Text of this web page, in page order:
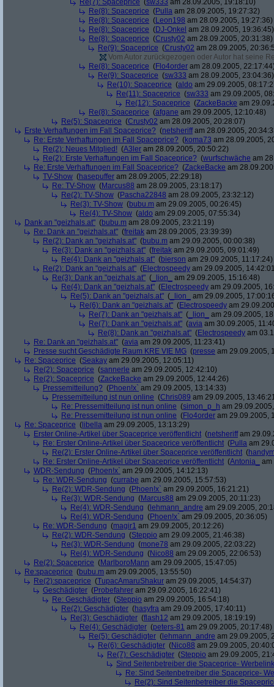
Re(7): Spaceprice (sw333 am 28.09.2005, 19:18:10)
Re(8): Spaceprice (Pulla am 28.09.2005, 19:27:32)
Re(8): Spaceprice (Leon198 am 28.09.2005, 19:27:36)
Re(8): Spaceprice (DJ-Onkel am 28.09.2005, 19:36:45)
Re(8): Spaceprice (Crusty02 am 28.09.2005, 20:31:38)
Re(9): Spaceprice (Crusty02 am 28.09.2005,
Vom Autor zurückgezogen oder Autor hat seine
Re(8): Spaceprice (Flo4order am 28.09.2005,
Re(9): Spaceprice (sw333 am 28.09.2005, 23:04:36)
Re(10): Spaceprice (aldo am 29.09.2005,
Re(11): Spaceprice (sw333 am 29.09.2005,
Re(12): Spaceprice (ZackeBacke am
Re(8): Spaceprice (afgane am 29.09.2005, 12:10:48)
Re(5): Spaceprice (Crusty02 am 28.09.2005, 20:28:07)
Erste Verhaftungen im Fall Spaceprice? (netsheriffam 28.09.2005,
Re: Erste Verhaftungen im Fall Spaceprice? (koma73 am 28.09.2005,
Re(2): Neues Mitglied! (A3ler am 28.09.2005, 20:50:22)
Re(2): Erste Verhaftungen im Fall Spaceprice? (wurfschwäche am
Re: Erste Verhaftungen im Fall Spaceprice? (ZackeBacke am
TV-Show (hasepuffer am 28.09.2005, 22:29:18)
Re: TV-Show (Marcus88 am 28.09.2005, 23:18:17)
Re(2): TV-Show (Pascha22848 am 28.09.2005, 23:32:12)
Re(3): TV-Show (bubu.m am 29.09.2005, 00:26:45)
Re(4): TV-Show (aldo am 29.09.2005, 07:55:34)
Dank an "geizhals.at" (bubu.m am 28.09.2005, 23:21:19)
Re: Dank an "geizhals.at" (freitak am 28.09.2005, 23:39:39)
Re(2): Dank an "geizhals.at" (bubu.m am 29.09.2005, 00:00:38)
Re(3): Dank an "geizhals.at" (freitak am 29.09.2005, 09:01:49)
Re(4): Dank an "geizhals.at" (bierson am 29.09.2005, 11:17:24)
Re(2): Dank an "geizhals.at" (Electrospeedy am 29.09.2005,
Re(3): Dank an "geizhals.at" ( _lion_
am 29.09.2005, 15:16:48)
Re(4): Dank an "geizhals.at" (Electrospeedy am 29.09.2005,
Re(5): Dank an "geizhals.at" ( _lion_
am 29.09.2005,
Re(6): Dank an "geizhals.at" (Electrospeedy am
Re(7): Dank an "geizhals.at" ( _lion_
am 29.09.2005,
Re(7): Dank an "geizhals.at" (avia am 30.09.2005,
Re(8): Dank an "geizhals.at" (Electrospeedy am
Re: Dank an "geizhals.at" (avia am 29.09.2005, 11:23:41)
Presse sucht Geschädigte Raum KRE VIE MG (presse am 29.09.2005,
Re: Spaceprice (Seakay am 29.09.2005, 12:05:11)
Re(2): Spaceprice (sannerle am 29.09.2005, 12:42:10)
Re(2): Spaceprice (ZackeBacke am 29.09.2005, 12:44:26)
Pressemitteilung? (Phoen!x` am 29.09.2005, 13:14:33)
Pressemitteilung ist nun online (Chris089 am 29.09.2005,
Re: Pressemitteilung ist nun online (simon_p_h am
Re: Pressemitteilung ist nun online (Flo4order am 29.09.2005,
Re: Spaceprice ( libella am 29.09.2005, 13:13:29)
Erster Online-Artikel über Spaceprice veröffentlicht (netsheriffam
Re: Erster Online-Artikel über Spaceprice veröffentlicht (Pulla am
Re(2): Erster Online-Artikel über Spaceprice veröffentlicht (
Re: Erster Online-Artikel über Spaceprice veröffentlicht (Antonia_
am
WDR-Sendung (Phoen!x` am 29.09.2005, 14:12:13)
Re: WDR-Sendung (currabe am 29.09.2005, 15:57:53)
Re(2): WDR-Sendung (Phoen!x` am 29.09.2005, 16:21:21)
Re(3): WDR-Sendung (Marcus88 am 29.09.2005, 20:11:23)
Re(4): WDR-Sendung ( lehmann_andre am 29.09.2005,
Re(4): WDR-Sendung (Phoen!x` am 29.09.2005, 20:36:05)
Re: WDR-Sendung (magir1 am 29.09.2005, 20:12:26)
Re(2): WDR-Sendung (Steppio am 29.09.2005, 21:46:38)
Re(3): WDR-Sendung (mone78 am 29.09.2005, 22:03:22)
Re(4): WDR-Sendung (Nico88 am 29.09.2005, 22:06:53)
Re(2): Spaceprice (MarlboroMann am 29.09.2005, 15:47:05)
Re:spaceprice (bubu.m am 29.09.2005, 13:55:50)
Re(2):spaceprice (TupacAmaruShakur am 29.09.2005, 14:54:37)
Geschädigter (Probefahrer am 29.09.2005, 16:22:41)
Re: Geschädigter (Steppio am 29.09.2005, 16:54:18)
Re(2): Geschädigter (hasyfra am 29.09.2005, 17:40:11)
Re(3): Geschädigter (flash12 am 29.09.2005, 18:19:19)
Re(4): Geschädigter (peters-81 am 29.09.2005, 20:17:48)
Re(5): Geschädigter ( lehmann_andre am 29.09.2005,
Re(6): Geschädigter (Nico88 am 29.09.2005,
Re(7): Geschädigter (Steppio am 29.09.2005,
Sind Seitenbetreiber die Spaceprice-
Re: Sind Seitenbetreiber die Spaceprice-
Re(2): Sind Seitenbetreiber die